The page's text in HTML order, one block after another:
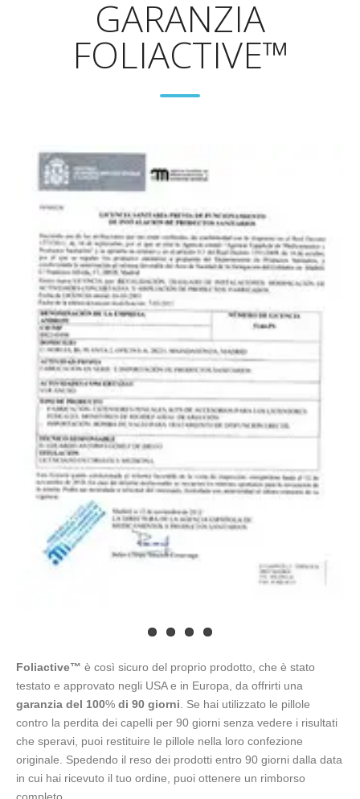
GARANZIA
FOLIACTIVE™
Foliactive™ è così sicuro del proprio prodotto, che è stato
testato e approvato negli USA e in Europa, da offrirti una
garanzia del 100% di 90 giorni . Se hai utilizzato le pillole
contro la perdita dei capelli per 90 giorni senza vedere i risultati
che speravi, puoi restituire le pillole nella loro confezione
originale. Spedendo il reso dei prodotti entro 90 giorni dalla data
in cui hai ricevuto il tuo ordine, puoi ottenere un rimborso